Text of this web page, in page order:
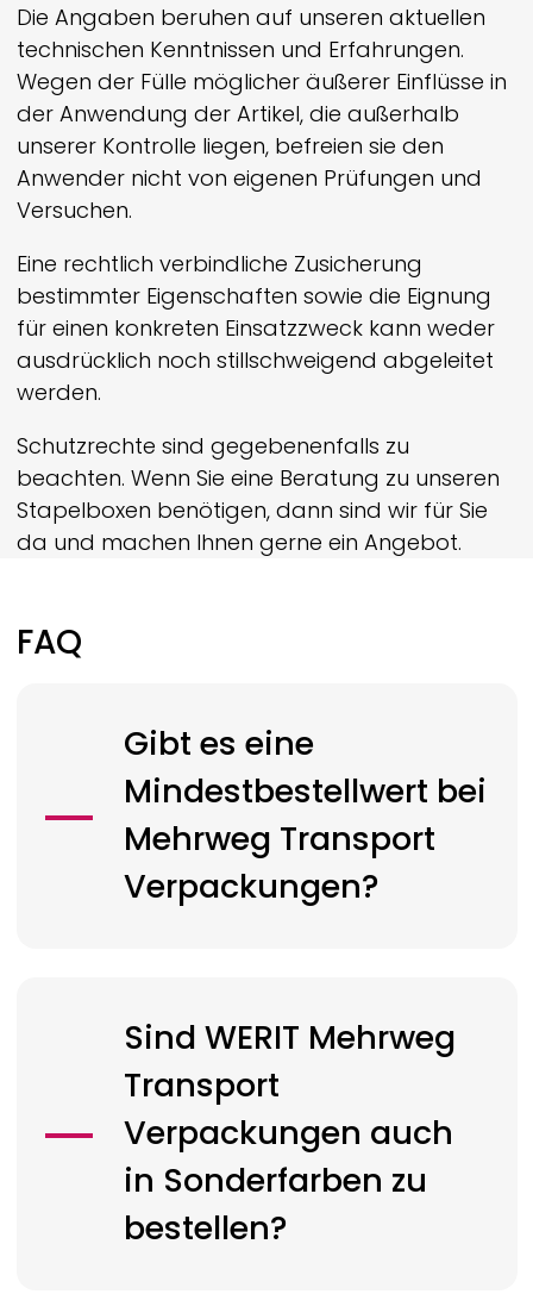
Die Angaben beruhen auf unseren aktuellen
technischen Kenntnissen und Erfahrungen.
Wegen der Fülle möglicher äußerer Einflüsse in
der Anwendung der Artikel, die außerhalb
unserer Kontrolle liegen, befreien sie den
Anwender nicht von eigenen Prüfungen und
Versuchen.
Eine rechtlich verbindliche Zusicherung
bestimmter Eigenschaften sowie die Eignung
für einen konkreten Einsatzzweck kann weder
ausdrücklich noch still­schweigend abgeleitet
werden.
Schutzrechte sind gegebenenfalls zu
beachten. Wenn Sie eine Beratung zu unseren
Stapelboxen benötigen, dann sind wir für Sie
da und machen Ihnen gerne ein Angebot.
FAQ
Gibt es eine
Mindestbestellwert bei
Mehrweg Transport
Verpackungen?
Sind WERIT Mehrweg
Transport
Verpackungen auch
in Sonderfarben zu
bestellen?